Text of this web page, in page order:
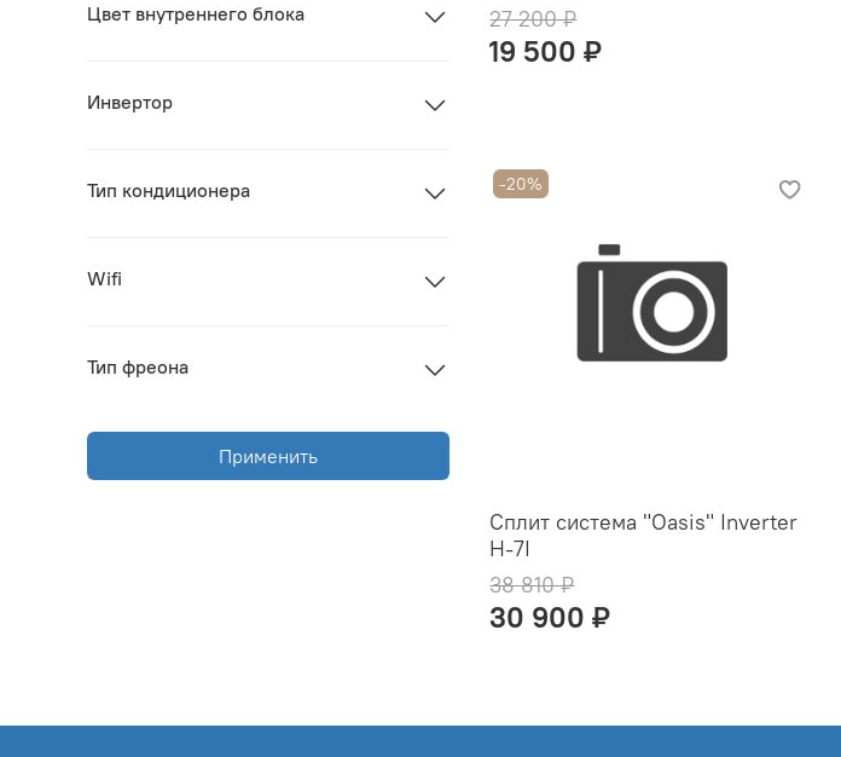
27 200 ₽
19 500 ₽
-20%
Сплит система "Oasis" Inverter
H-7I
38 810 ₽
30 900 ₽
Цвет внутреннего блока
Инвертор
Тип кондиционера
Wifi
Тип фреона
Применить